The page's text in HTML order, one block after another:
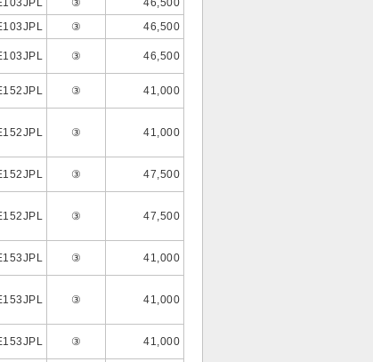
③
46,500
③
46,500
③ 46,500
③ 41,000
③ 41,000
③ 47,500
③ 47,500
③ 41,000
③ 41,000
③ 41,000